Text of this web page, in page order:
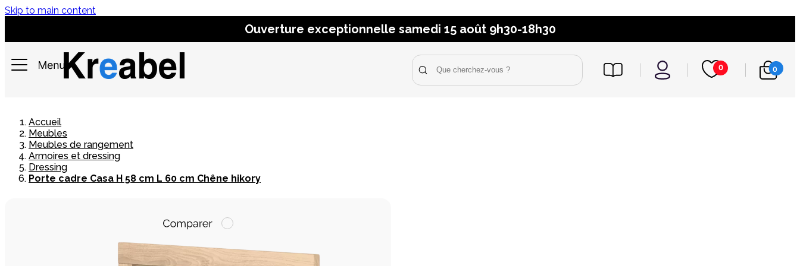
Skip to main content
Ouverture exceptionnelle samedi 15 août 9h30-18h30
0 0
Accueil
Meubles
Meubles de rangement
Armoires et dressing
Dressing
Porte cadre Casa H 58 cm L 60 cm Chêne hikory